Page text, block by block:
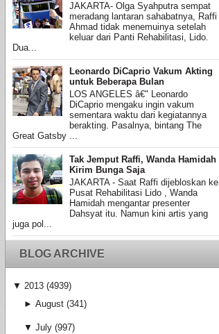
JAKARTA- Olga Syahputra sempat
meradang lantaran sahabatnya, Raffi
Ahmad tidak menemuinya setelah
keluar dari Panti Rehabilitasi, Lido.
Dua...
Leonardo DiCaprio Vakum Akting
untuk Beberapa Bulan
LOS ANGELES â€" Leonardo
DiCaprio mengaku ingin vakum
sementara waktu dari kegiatannya
berakting. Pasalnya, bintang The
Great Gatsby ...
Tak Jemput Raffi, Wanda Hamidah
Kirim Bunga Saja
JAKARTA - Saat Raffi dijebloskan ke
Pusat Rehabilitasi Lido , Wanda
Hamidah mengantar presenter
Dahsyat itu. Namun kini artis yang
juga pol...
BLOG ARCHIVE
▼ 2013 (4939)
► August (341)
▼ July (997)